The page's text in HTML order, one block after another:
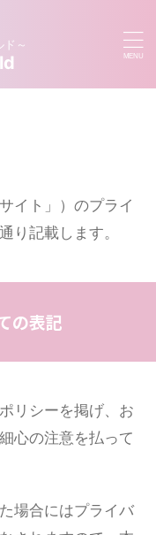
ド～
イト」）のプライ
り記載します。
の表記
リシーを掲げ、お
心の注意を払って
場合にはプライバ